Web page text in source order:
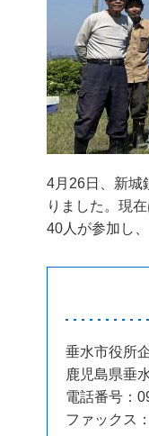
4月26日、新城
りました。現
40人が参加し
垂水市役所
鹿児島県垂
電話番号：
ファックス